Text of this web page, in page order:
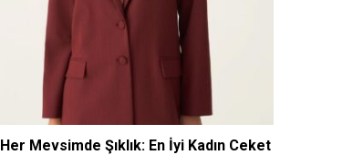
Her Mevsimde Şıklık: En İyi Kadın Ceket